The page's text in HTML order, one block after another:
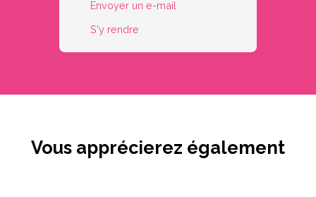
Envoyer un e-mail
S'y rendre
Vous apprécierez également